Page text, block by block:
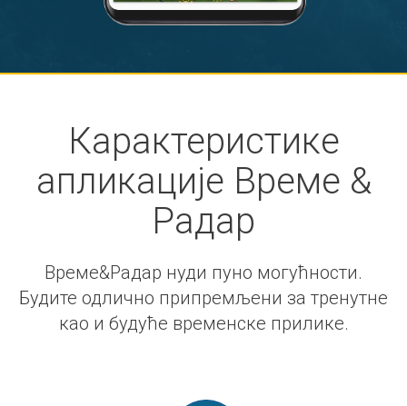
Карактеристике
апликације Време &
Радар
Време&Радар нуди пуно могућности.
Будите одлично припремљени за тренутне
као и будуће временске прилике.